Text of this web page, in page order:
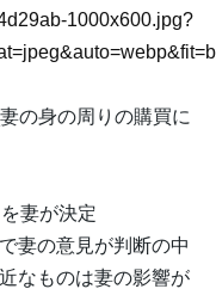
1000x600.jpg?
の身の周りの購買に
妻が決定
妻の意見が判断の中
なものは妻の影響が